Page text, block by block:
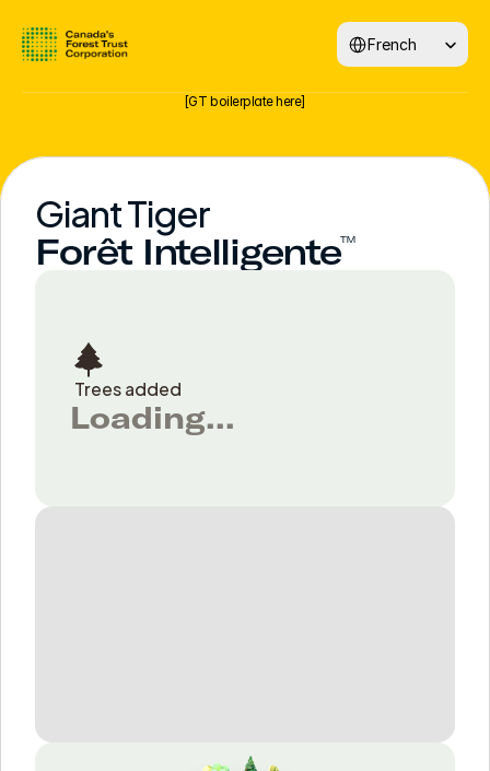
Select Language
French
[GT boilerplate here]
Giant Tiger
™
Forêt Intelligente
Trees added
Loading...